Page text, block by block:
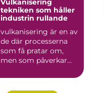
tekniken som håller
industrin rullande
vulkanisering är en av
de där processerna
som få pratar om,
men som påverkar
och...